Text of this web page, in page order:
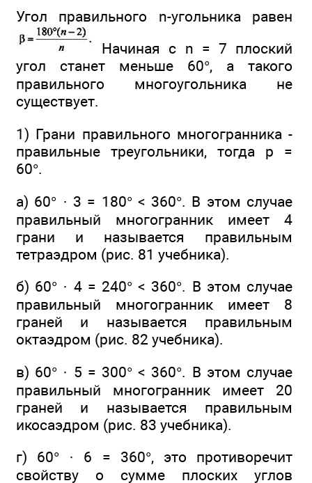
Угол правильного n-угольника равен
Начиная с n = 7 плоский
угол станет меньше 60°, а такого
правильного многоугольника не
существует.
1) Грани правильного многогранника -
правильные треугольники, тогда р =
60°.
а) 60° · 3 = 180° < 360°. В этом случае
правильный многогранник имеет 4
грани и называется правильным
тетраэдром (рис. 81 учебника).
б) 60° · 4 = 240° < 360°. В этом случае
правильный многогранник имеет 8
граней и называется правильным
октаэдром (рис. 82 учебника).
в) 60° · 5 = 300° < 360°. В этом случае
правильный многогранник имеет 20
граней и называется правильным
икосаэдром (рис. 83 учебника).
г) 60° · 6 = 360°, это противоречит
свойству о сумме плоских углов